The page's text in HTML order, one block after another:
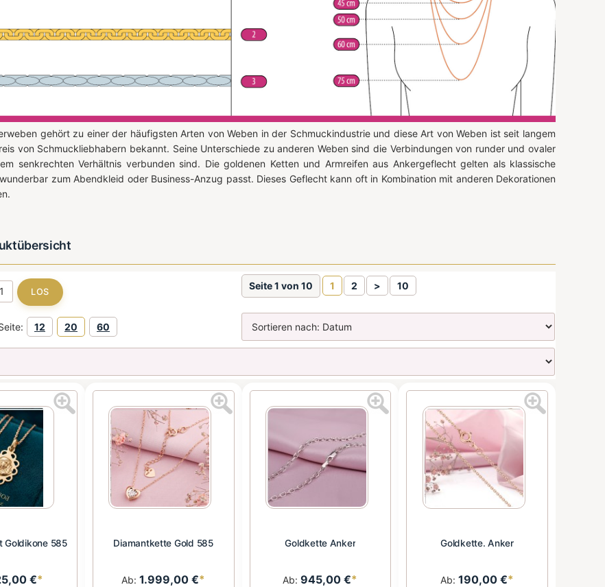
gehört zu einer der häufigsten Arten von Weben in der Schmuckindustrie und diese Art von Weben ist seit langem
von Schmuckliebhabern bekannt. Seine Unterschiede zu anderen Weben sind die Verbindungen von runder und ovaler
senkrechten Verhältnis verbunden sind. Die goldenen Ketten und Armreifen aus Ankergeflecht gelten als klassische
zum Abendkleid oder Business-Anzug passt. Dieses Geflecht kann oft in Kombination mit anderen Dekorationen
Seite 1 von 10 1 2 > 10
12 20 60
Goldikone 585
€*
Diamantkette Gold 585
Ab:1.999,00 €*
Goldkette Anker
Ab:945,00 €*
Goldkette. Anker
Ab:190,00 €*